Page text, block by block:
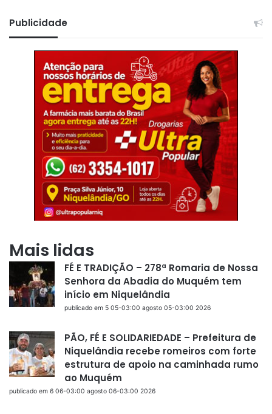
Publicidade
Mais lidas
FÉ E TRADIÇÃO – 278ª Romaria de Nossa
Senhora da Abadia do Muquém tem
início em Niquelândia
publicado em 5 05-03:00 agosto 05-03:00 2026
PÃO, FÉ E SOLIDARIEDADE – Prefeitura de
Niquelândia recebe romeiros com forte
estrutura de apoio na caminhada rumo
ao Muquém
publicado em 6 06-03:00 agosto 06-03:00 2026